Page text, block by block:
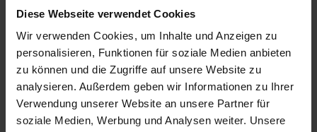
Diese Webseite verwendet Cookies
Wir verwenden Cookies, um Inhalte und Anzeigen zu
personalisieren, Funktionen für soziale Medien anbieten
zu können und die Zugriffe auf unsere Website zu
analysieren. Außerdem geben wir Informationen zu Ihrer
Verwendung unserer Website an unsere Partner für
soziale Medien, Werbung und Analysen weiter. Unsere
may vary at checkout.
Add to Cart
Add to Wish List
Delivery cost notice